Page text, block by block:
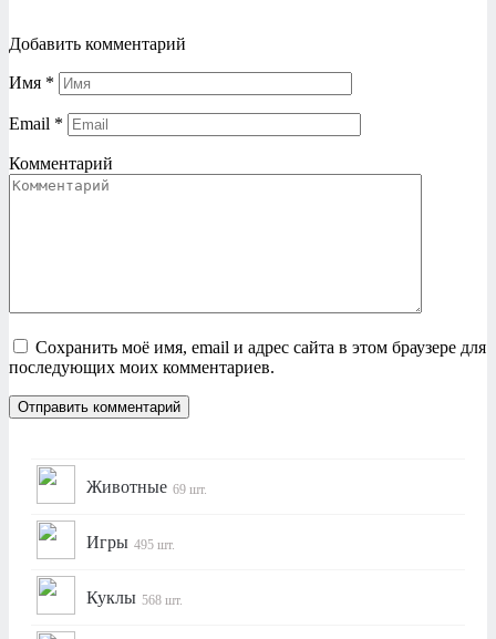
Добавить комментарий
Имя *
Email *
Комментарий
Сохранить моё имя, email и адрес сайта в этом браузере для
последующих моих комментариев.
Животные 69 шт.
Игры 495 шт.
Куклы 568 шт.